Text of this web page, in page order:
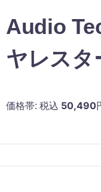
Audio
ヤレスターンテ
価格帯: 税込 50,490